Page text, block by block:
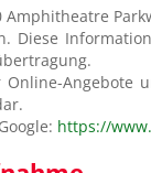
https://